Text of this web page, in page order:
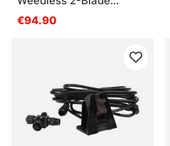
Propeller
€94.90